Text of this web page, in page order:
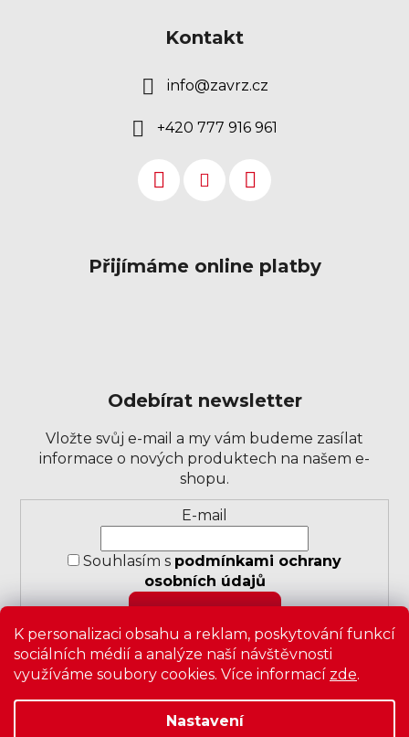
K personalizaci obsahu a reklam, poskytování funkcí
sociálních médií a analýze naší návštěvnosti
využíváme soubory cookies. Více informací zde.
Nastavení
Kontakt
info@zavrz.cz
+420 777 916 961
Přijímáme online platby
Odebírat newsletter
Vložte svůj e-mail a my vám budeme zasílat
informace o nových produktech na našem e-
shopu.
odběru
E-mail
Souhlasím s podmínkami ochrany
osobních údajů